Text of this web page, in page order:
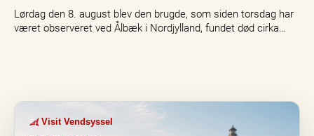
Lørdag den 8. august blev den brugde, som siden torsdag har
været observeret ved Ålbæk i Nordjylland, fundet død cirka…
Visit Vendsyssel